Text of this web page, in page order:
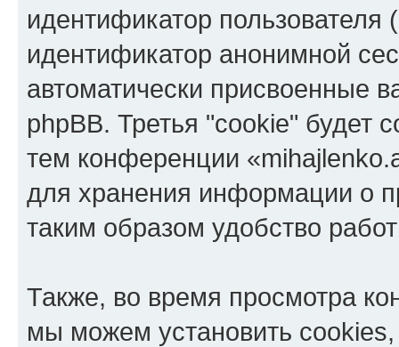
идентификатор
идентификатор анонимной
автоматически присвоенные
phpBB. Третья "cookie" будет
тем конференции
для хранения информации о
таким образом удобство
Также, во время просмотра
мы можем установить